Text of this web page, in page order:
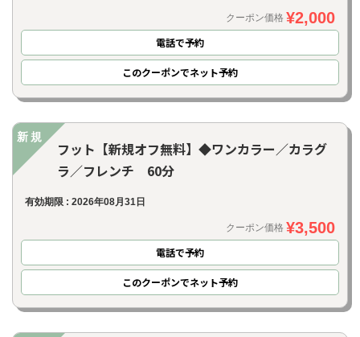
クーポン価格 ¥2,000
電話で予約
このクーポンでネット予約
新規
フット【新規オフ無料】◆ワンカラー／カラグ
ラ／フレンチ 60分
有効期限 : 2026年08月31日
クーポン価格 ¥3,500
電話で予約
このクーポンでネット予約